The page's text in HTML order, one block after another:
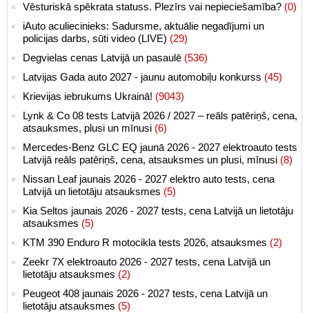
Vēsturiskā spēkrata statuss. Plezīrs vai nepieciešamība? (0)
iAuto aculiecinieks: Sadursme, aktuālie negadījumi un
policijas darbs, sūti video (LIVE) (29)
Degvielas cenas Latvijā un pasaulē (536)
Latvijas Gada auto 2027 - jaunu automobiļu konkurss (45)
Krievijas iebrukums Ukrainā! (9043)
Lynk & Co 08 tests Latvijā 2026 / 2027 – reāls patēriņš, cena,
atsauksmes, plusi un mīnusi (6)
Mercedes-Benz GLC EQ jaunā 2026 - 2027 elektroauto tests
Latvijā reāls patēriņš, cena, atsauksmes un plusi, mīnusi (8)
Nissan Leaf jaunais 2026 - 2027 elektro auto tests, cena
Latvijā un lietotāju atsauksmes (5)
Kia Seltos jaunais 2026 - 2027 tests, cena Latvijā un lietotāju
atsauksmes (5)
KTM 390 Enduro R motocikla tests 2026, atsauksmes (2)
Zeekr 7X elektroauto 2026 - 2027 tests, cena Latvijā un
lietotāju atsauksmes (2)
Peugeot 408 jaunais 2026 - 2027 tests, cena Latvijā un
lietotāju atsauksmes (5)